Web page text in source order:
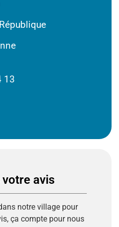
13
votre avis
notre village pour
, ça compte pour nous